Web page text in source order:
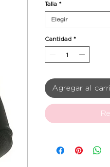
Talla *
Elegir
Cantidad *
Agregar al